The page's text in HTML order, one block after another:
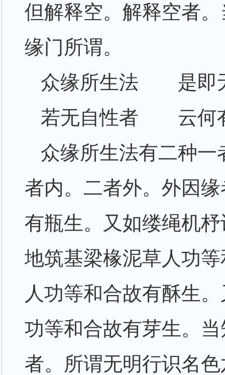
但解释空。解释空者
缘门所谓。
众缘所生法 是即
若无自性者 云何
众缘所生法有二种
者内。二者外。外因
有瓶生。又如缕绳机
地筑基梁椽泥草人功
人功等和合故有酥生
功等和合故有芽生。
者。所谓无明行识名